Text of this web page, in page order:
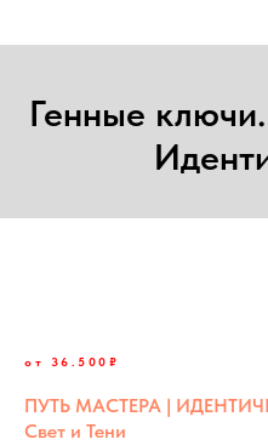
Генные
от 36.500₽
ПУТЬ МАСТЕРА |
Свет и Тени